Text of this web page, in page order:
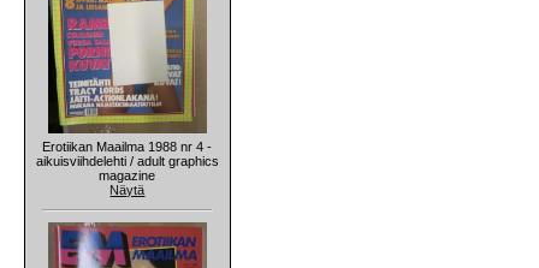
Erotiikan Maailma 1988 nr 4 -
aikuisviihdelehti / adult graphics
magazine
Näytä